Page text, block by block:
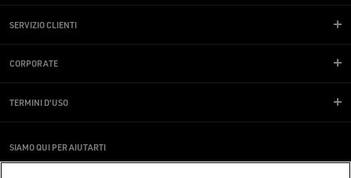
SERVIZIO CLIENTI
CORPORATE
TERMINI D'USO
SIAMO QUI PER AIUTARTI
Stai utilizzando uno screen reader e hai difficoltà?